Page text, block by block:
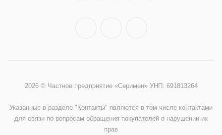
2026 © Частное предприятие «Серимен» УНП: 691813264
Указанные в разделе "Контакты" являются в том числе контактами
для связи по вопросам обращения покупателей о нарушении их
прав